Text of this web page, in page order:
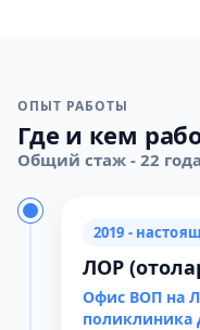
ОПЫТ РАБОТЫ
Где и кем
Общий стаж - 22
2019 -
ЛОР
Офис ВОП на
поликлиника